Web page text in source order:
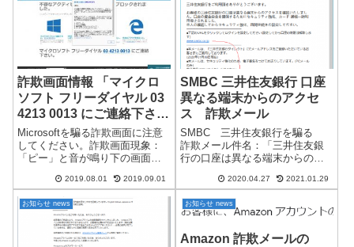
る人もいると思い...
毎回異なったURL「〇〇...
詐欺画面情報 「マイクロ
ソフト フリーダイヤル 03
4213 0013 にご連絡下さ
い。」詐欺 03 4213
0017 も同様です。
Microsoftを騙る詐欺画面に注意
してください。詐欺画面現象：
「ピー」と音が鳴り下の画面が
ージョン有セキュリティー認証
の画面も表示されます。メッセ
ージが文字化けしています。↓
✖ OK キャンセル ...
2019.08.01 2019.09.01
SMBC 三井住友銀行 口座
異なる端末からのアクセ
ス 詐欺メール
SMBC 三井住友銀行を騙る
詐欺メール件名：「三井住友銀
行の口座は異なる端末からのア
詐欺メールです。差出人：返信
かにも怪しい詐欺の手口です。
「.shop」「...
2020.04.27 2021.01.29
お知らせ news お知らせ news
Amazon 詐欺メールの